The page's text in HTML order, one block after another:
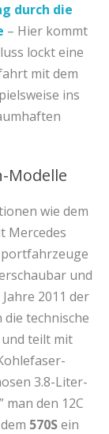
durch die
– Hier kommt
lockt eine
mit dem
ins
Modelle
wie dem
Mercedes
und
2011 der
die technische
teilt mit
3.8-Liter-
man den 12C
570Sein